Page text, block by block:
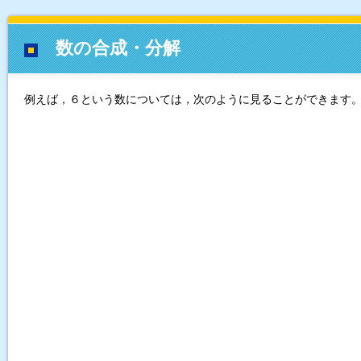
数の合成・分解
例えば，６という数については，次のように見ることができます